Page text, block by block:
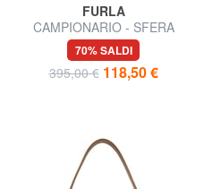
FURLA
CAMPIONARIO - SFERA
SOFT L Borsa a spalla, in
pelle
70% SALDI
395,00 € 118,50 €